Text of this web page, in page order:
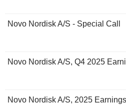
Novo Nordisk A/S - Special Call
Novo Nordisk A/S, Q4 2025
Novo Nordisk A/S, 2025